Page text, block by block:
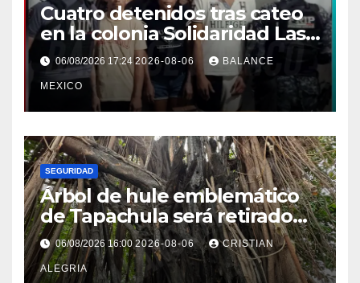
Cuatro detenidos tras cateo
en la colonia Solidaridad Las
Vegas de Tapachula
06/08/2026 17:242026-08-06 BALANCE
MEXICO
SEGURIDAD
Árbol de hule emblemático
de Tapachula será retirado
por representar un riesgo
alto de colapso
06/08/2026 16:00 2026-08-06 CRISTIAN
ALEGRIA